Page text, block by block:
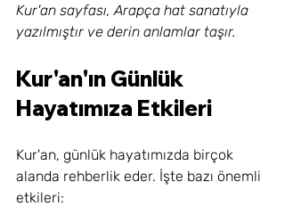
Kur'an sayfası, Arapça hat sanatıyla
yazılmıştır ve derin anlamlar taşır.
Kur'an'ın Günlük
Hayatımıza Etkileri
Kur'an, günlük hayatımızda birçok
alanda rehberlik eder. İşte bazı önemli
etkileri: